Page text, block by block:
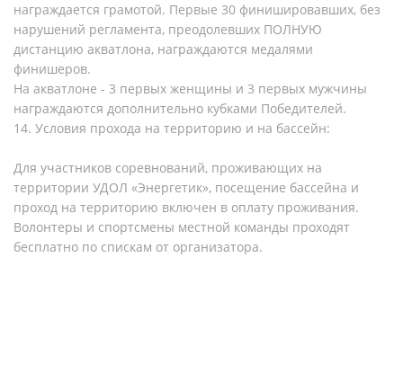
награждается грамотой. Первые 30 финишировавших, без
нарушений регламента, преодолевших ПОЛНУЮ
дистанцию акватлона, награждаются медалями
финишеров.
На акватлоне - 3 первых женщины и 3 первых мужчины
награждаются дополнительно кубками Победителей.
14. Условия прохода на территорию и на бассейн:
Для участников соревнований, проживающих на
территории УДОЛ «Энергетик», посещение бассейна и
проход на территорию включен в оплату проживания.
Волонтеры и спортсмены местной команды проходят
бесплатно по спискам от организатора.